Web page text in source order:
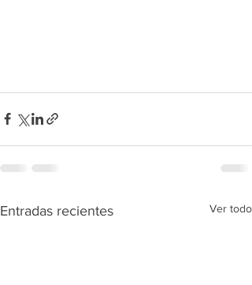
Entradas recientes Ver todo